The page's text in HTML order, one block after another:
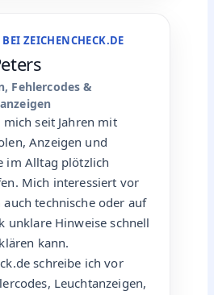
ZEICHENCHECK.DE
Fehlercodes &
seit Jahren mit
Anzeigen und
im Alltag plötzlich
Mich interessiert vor
technische oder auf
unklare Hinweise schnell
kann.
schreibe ich vor
Leuchtanzeigen,